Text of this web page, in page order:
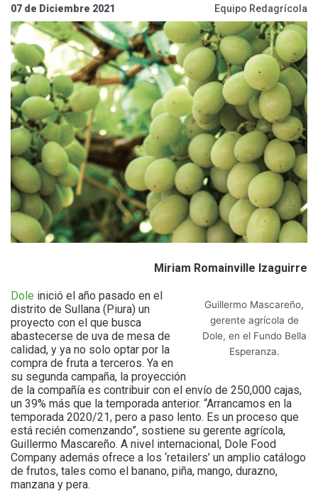
07 de Diciembre 2021 Equipo Redagrícola
Miriam Romainville Izaguirre
Guillermo Mascareño,
gerente agrícola de
Dole, en el Fundo Bella
Esperanza.
Dole inició el año pasado en el
distrito de Sullana (Piura) un
proyecto con el que busca
abastecerse de uva de mesa de
calidad, y ya no solo optar por la
compra de fruta a terceros. Ya en
su segunda campaña, la proyección
de la compañía es contribuir con el envío de 250,000 cajas,
un 39% más que la temporada anterior. “Arrancamos en la
temporada 2020/21, pero a paso lento. Es un proceso que
está recién comenzando”, sostiene su gerente agrícola,
Guillermo Mascareño. A nivel internacional, Dole Food
Company además ofrece a los ‘retailers’ un amplio catálogo
de frutos, tales como el banano, piña, mango, durazno,
manzana y pera.